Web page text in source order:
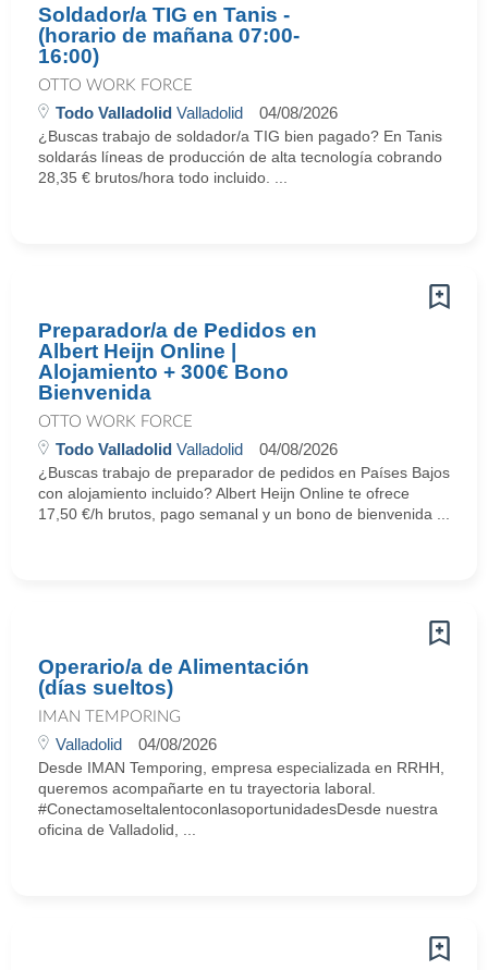
Soldador/a TIG en Tanis -
(horario de mañana 07:00-
16:00)
OTTO WORK FORCE
Todo Valladolid Valladolid 04/08/2026
¿Buscas trabajo de soldador/a TIG bien pagado? En Tanis
soldarás líneas de producción de alta tecnología cobrando
28,35 € brutos/hora todo incluido. ...
Preparador/a de Pedidos en
Albert Heijn Online |
Alojamiento + 300€ Bono
Bienvenida
OTTO WORK FORCE
Todo Valladolid Valladolid 04/08/2026
¿Buscas trabajo de preparador de pedidos en Países Bajos
con alojamiento incluido? Albert Heijn Online te ofrece
17,50 €/h brutos, pago semanal y un bono de bienvenida ...
Operario/a de Alimentación
(días sueltos)
IMAN TEMPORING
Valladolid 04/08/2026
Desde IMAN Temporing, empresa especializada en RRHH,
queremos acompañarte en tu trayectoria laboral.
#ConectamoseltalentoconlasoportunidadesDesde nuestra
oficina de Valladolid, ...